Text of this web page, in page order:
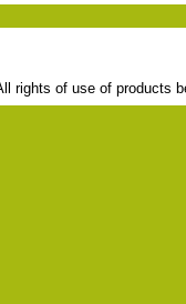
rights of use of products